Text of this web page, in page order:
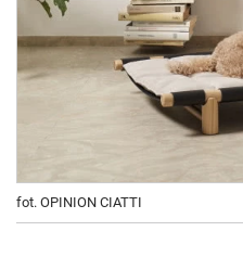
fot. OPINION CIATTI